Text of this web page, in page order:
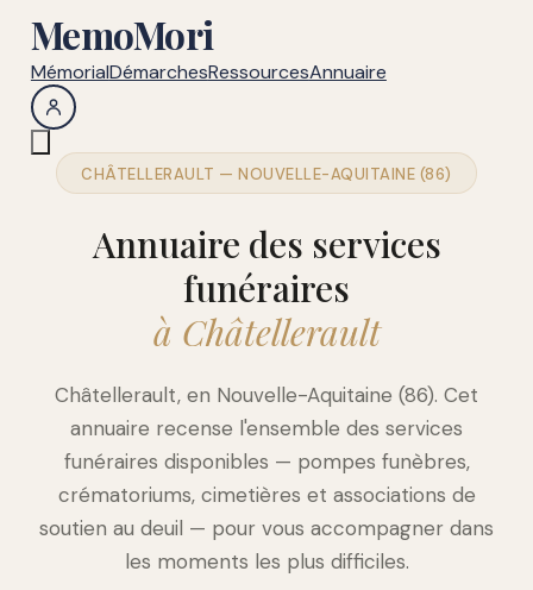
MemoMori
MémorialDémarchesRessourcesAnnuaire
CHÂTELLERAULT — NOUVELLE-AQUITAINE (86)
Annuaire des services
funéraires
à Châtellerault
Châtellerault, en Nouvelle-Aquitaine (86). Cet
annuaire recense l'ensemble des services
funéraires disponibles — pompes funèbres,
crématoriums, cimetières et associations de
soutien au deuil — pour vous accompagner dans
les moments les plus difficiles.